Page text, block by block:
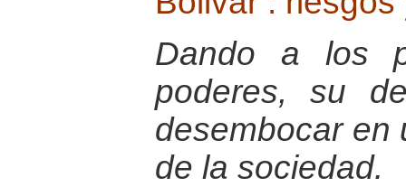
Dando a los
poderes, su
desembocar en
de la sociedad.